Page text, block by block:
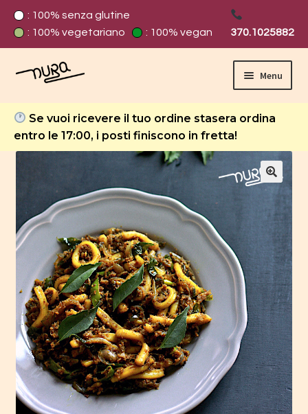
: 100% senza glutine
: 100% vegetariano
: 100% vegan 370.1025882
Menu
Home
Carrello
Chi Siamo
Contatti
Cookie policy
Home Negozio
Il mio account
Privacy Policy
Se vuoi ricevere il tuo ordine stasera ordina
entro le 17:00, i posti finiscono in fretta!